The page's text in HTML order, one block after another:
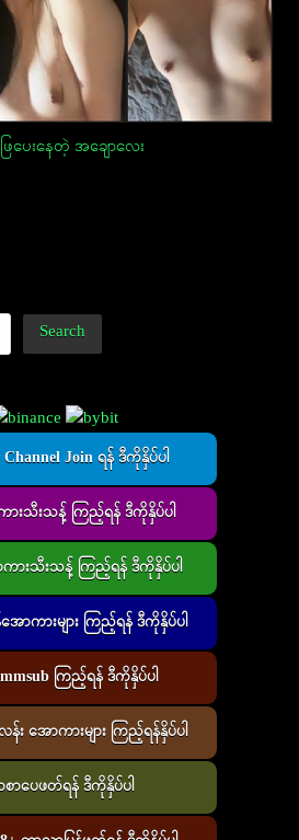
ြေပေးနေတဲ့ အချောလေး
Search
Channel Join ရန် ဒီကိုနှိပ်ပါ
ကားသီးသန့် ကြည့်ရန် ဒီကိုနှိပ်ပါ
ာကားသီးသန့် ကြည့်ရန် ဒီကိုနှိပ်ပါ
အောကားများ ကြည့်ရန် ဒီကိုနှိပ်ပါ
ကြည့်ရန် ဒီကိုနှိပ်ပါ
း အောကားများ ကြည့်ရန်နှိပ်ပါ
စာပေဖတ်ရန် ဒီကိုနှိပ်ပါ